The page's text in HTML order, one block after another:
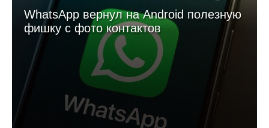
WhatsApp вернул на Android полезную
фишку с фото контактов